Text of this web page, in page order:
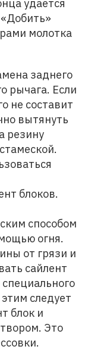
удается
молотка
заднего
рычага. Если
не составит
вытянуть
резину
блоков.
способом
огня.
от грязи и
сайлент
следует
блок и
Это